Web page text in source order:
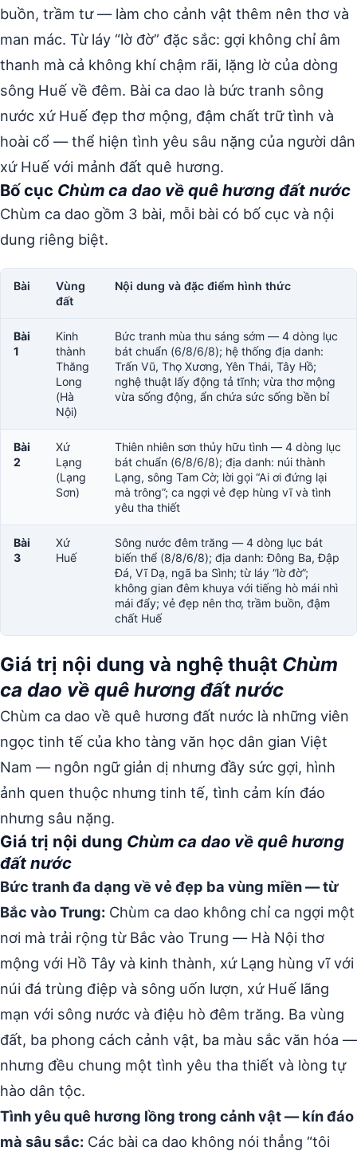
buồn, trầm tư — làm cho cảnh vật thêm nên thơ và
man mác. Từ láy “lờ đờ” đặc sắc: gợi không chỉ âm
thanh mà cả không khí chậm rãi, lặng lờ của dòng
sông Huế về đêm. Bài ca dao là bức tranh sông
nước xứ Huế đẹp thơ mộng, đậm chất trữ tình và
hoài cổ — thể hiện tình yêu sâu nặng của người dân
xứ Huế với mảnh đất quê hương.
Bố cục Chùm ca dao về quê hương đất nước
Chùm ca dao gồm 3 bài, mỗi bài có bố cục và nội
dung riêng biệt.
Bài
Vùng
đất
Nội dung và đặc điểm hình thức
Bài
1
Kinh
thành
Thăng
Long
(Hà
Nội)
Bức tranh mùa thu sáng sớm — 4 dòng lục
bát chuẩn (6/8/6/8); hệ thống địa danh:
Trấn Vũ, Thọ Xương, Yên Thái, Tây Hồ;
nghệ thuật lấy động tả tĩnh; vừa thơ mộng
vừa sống động, ẩn chứa sức sống bền bỉ
Bài
2
Xứ
Lạng
(Lạng
Sơn)
Thiên nhiên sơn thủy hữu tình — 4 dòng lục
bát chuẩn (6/8/6/8); địa danh: núi thành
Lạng, sông Tam Cờ; lời gọi “Ai ơi đứng lại
mà trông”; ca ngợi vẻ đẹp hùng vĩ và tình
yêu tha thiết
Bài
3
Xứ
Huế
Sông nước đêm trăng — 4 dòng lục bát
biến thể (8/8/6/8); địa danh: Đông Ba, Đập
Đá, Vĩ Dạ, ngã ba Sình; từ láy “lờ đờ”;
không gian đêm khuya với tiếng hò mái nhì
mái đẩy; vẻ đẹp nên thơ, trầm buồn, đậm
chất Huế
Giá trị nội dung và nghệ thuật Chùm
ca dao về quê hương đất nước
Chùm ca dao về quê hương đất nước là những viên
ngọc tinh tế của kho tàng văn học dân gian Việt
Nam — ngôn ngữ giản dị nhưng đầy sức gợi, hình
ảnh quen thuộc nhưng tinh tế, tình cảm kín đáo
nhưng sâu nặng.
Giá trị nội dung Chùm ca dao về quê hương
đất nước
Bức tranh đa dạng về vẻ đẹp ba vùng miền — từ
Bắc vào Trung: Chùm ca dao không chỉ ca ngợi một
nơi mà trải rộng từ Bắc vào Trung — Hà Nội thơ
mộng với Hồ Tây và kinh thành, xứ Lạng hùng vĩ với
núi đá trùng điệp và sông uốn lượn, xứ Huế lãng
mạn với sông nước và điệu hò đêm trăng. Ba vùng
đất, ba phong cách cảnh vật, ba màu sắc văn hóa —
nhưng đều chung một tình yêu tha thiết và lòng tự
hào dân tộc.
Tình yêu quê hương lồng trong cảnh vật — kín đáo
mà sâu sắc: Các bài ca dao không nói thẳng “tôi